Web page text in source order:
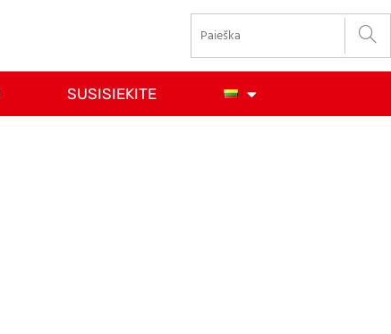
SUSISIEKITE